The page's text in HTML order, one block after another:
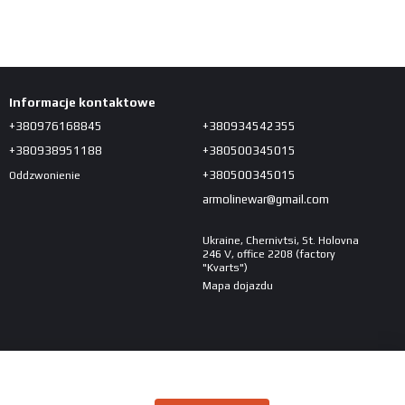
Informacje kontaktowe
+380976168845
+380938951188
Oddzwonienie
+380934542355
+380500345015
+380500345015
armolinewar@gmail.com
Ukraine, Chernivtsi, St. Holovna
246 V, office 2208 (factory
"Kvarts")
Mapa dojazdu